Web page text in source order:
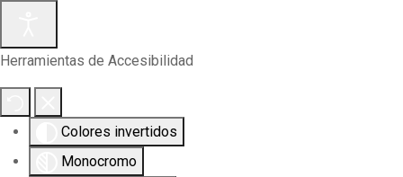
Herramientas de Accesibilidad
Colores invertidos
Monocromo